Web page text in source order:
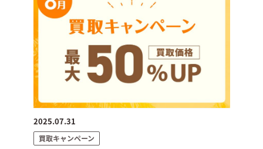
2025.07.31
買取キャンペーン